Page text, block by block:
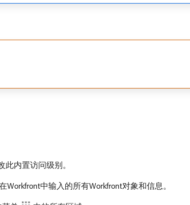
内置访问级别。
中输入的所有Workfront对象和信息。